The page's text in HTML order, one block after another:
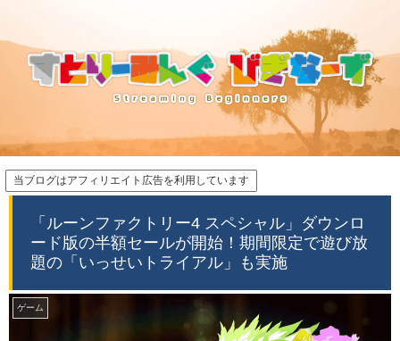
当ブログはアフィリエイト広告を利用しています
「ルーンファクトリー4 スペシャル」ダウンロ
ード版の半額セールが開始！期間限定で遊び放
題の「いっせいトライアル」も実施
ゲーム